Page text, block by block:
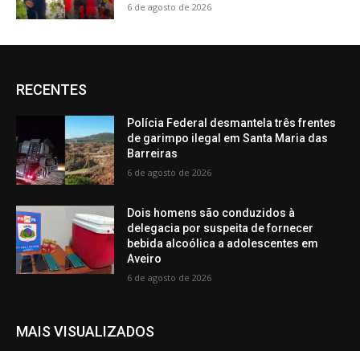
6 de agosto de 2026
RECENTES
Polícia Federal desmantela três frentes
de garimpo ilegal em Santa Maria das
Barreiras
6 de agosto de 2026
Dois homens são conduzidos à
delegacia por suspeita de fornecer
bebida alcoólica a adolescentes em
Aveiro
6 de agosto de 2026
MAIS VISUALIZADOS